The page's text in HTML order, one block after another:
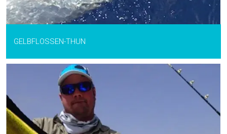
GELBFLOSSEN-THUN